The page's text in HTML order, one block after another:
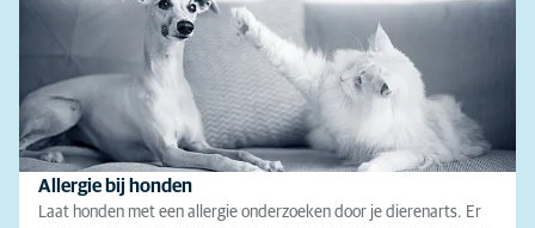
Allergie bij honden
Laat honden met een allergie onderzoeken door je dierenarts. Er